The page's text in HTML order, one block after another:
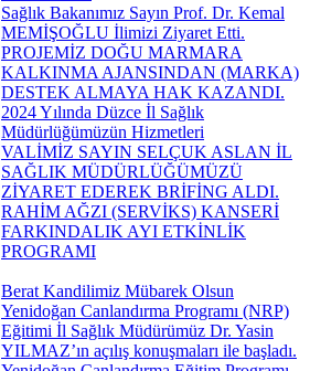
Sağlık Bakanımız Sayın Prof. Dr. Kemal
MEMİŞOĞLU İlimizi Ziyaret Etti.
PROJEMİZ DOĞU MARMARA
KALKINMA AJANSINDAN (MARKA)
DESTEK ALMAYA HAK KAZANDI.
2024 Yılında Düzce İl Sağlık
Müdürlüğümüzün Hizmetleri
VALİMİZ SAYIN SELÇUK ASLAN İL
SAĞLIK MÜDÜRLÜĞÜMÜZÜ
ZİYARET EDEREK BRİFİNG ALDI.
RAHİM AĞZI (SERVİKS) KANSERİ
FARKINDALIK AYI ETKİNLİK
PROGRAMI
Berat Kandilimiz Mübarek Olsun
Yenidoğan Canlandırma Programı (NRP)
Eğitimi İl Sağlık Müdürümüz Dr. Yasin
YILMAZ’ın açılış konuşmaları ile başladı.